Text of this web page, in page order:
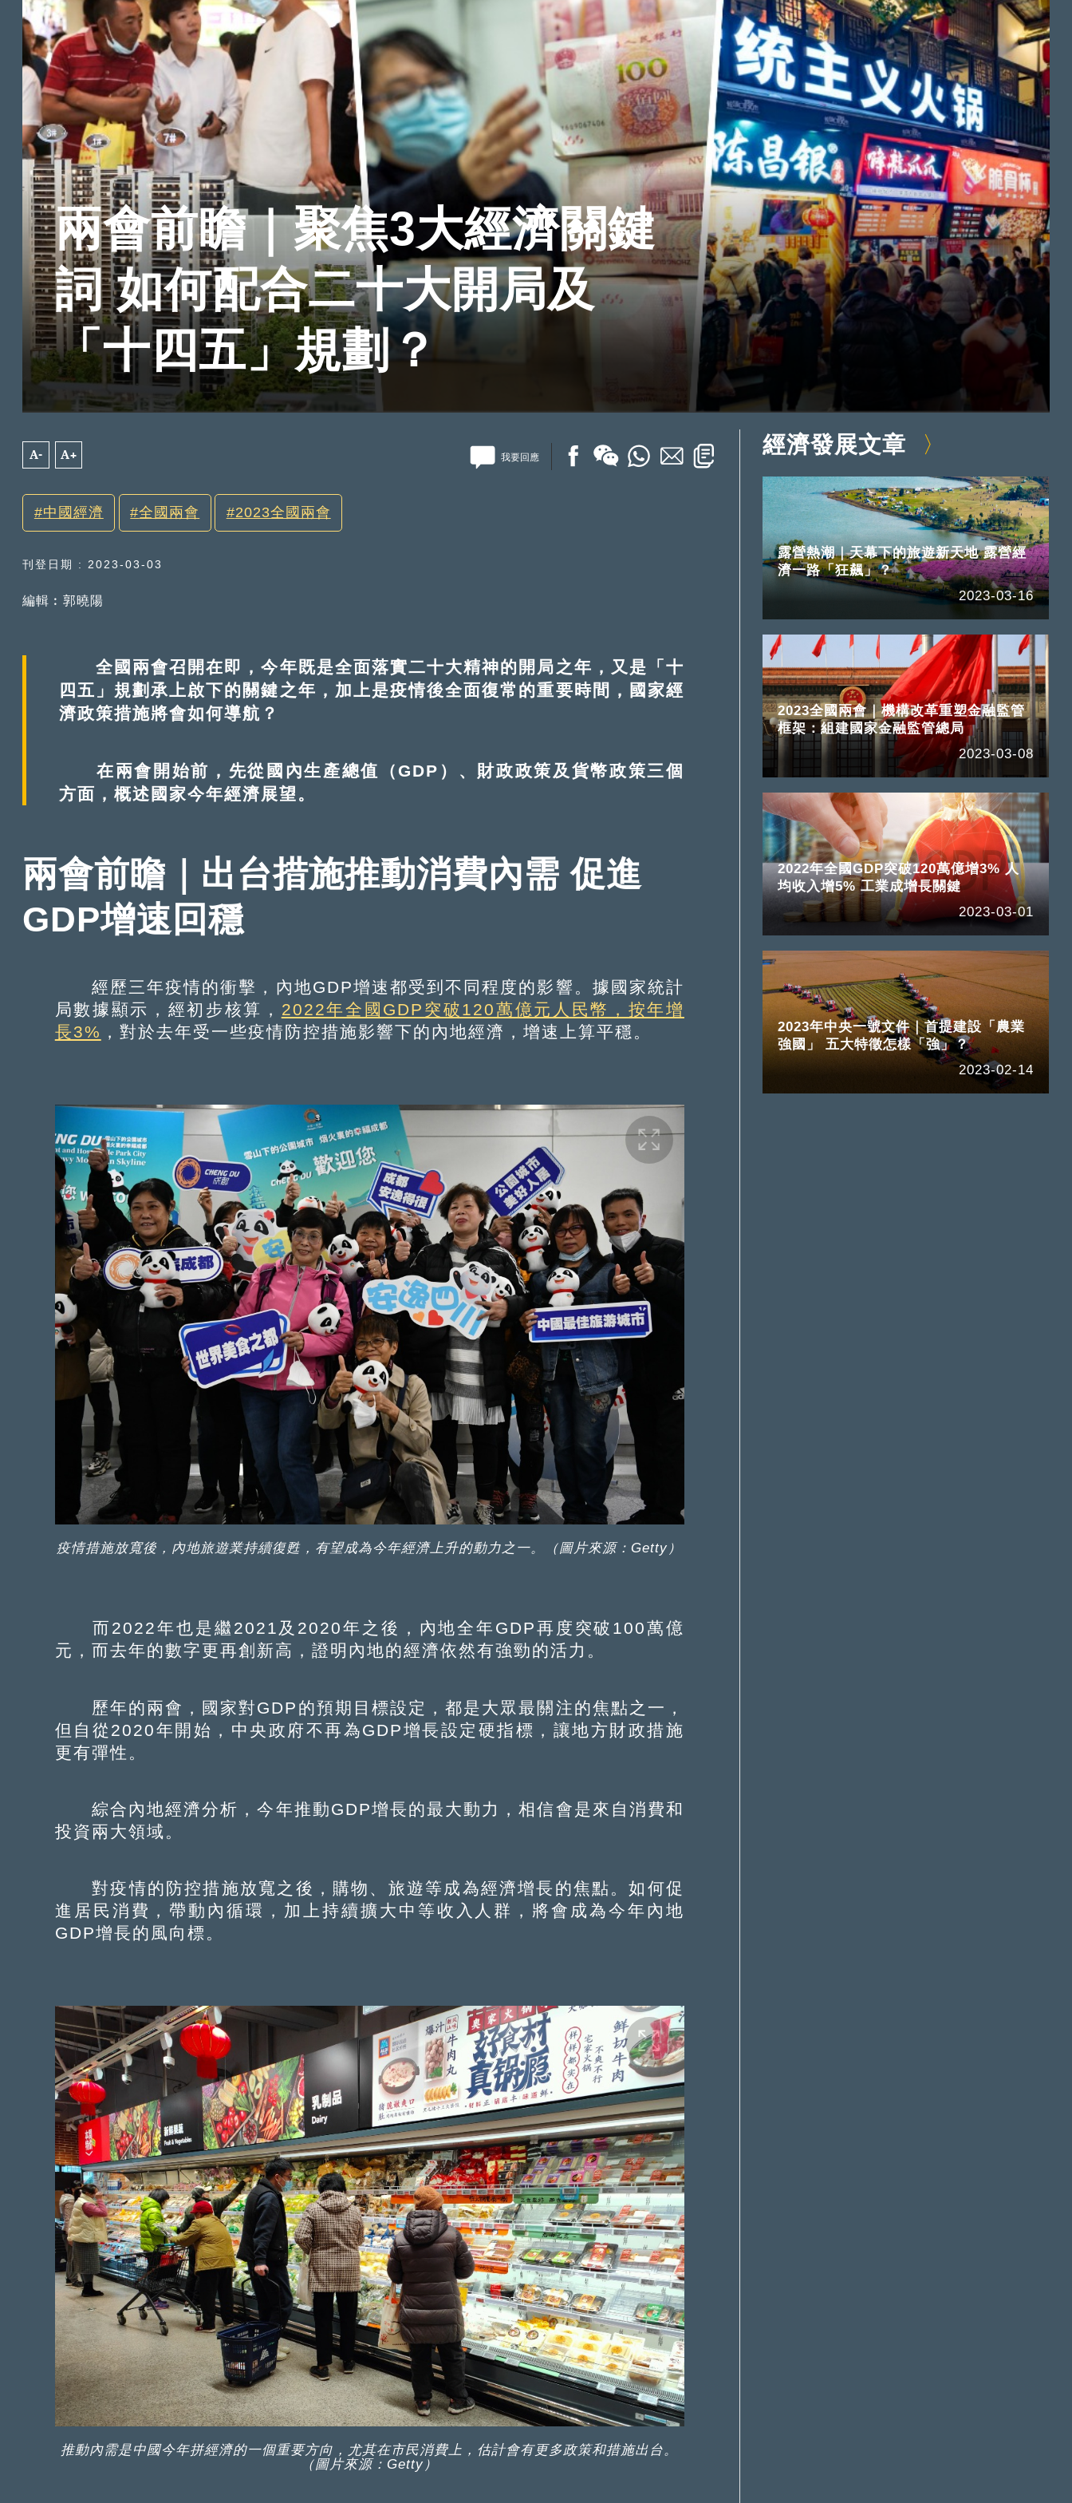
兩會前瞻｜聚焦3大經濟關鍵
詞 如何配合二十大開局及
「十四五」規劃？
A- A+ 我要回應
中國經濟 全國兩會 2023全國兩會
刊登日期 : 2023-03-03
編輯︰郭曉陽
全國兩會召開在即，今年既是全面落實二十大精神的開局之年，又是「十
四五」規劃承上啟下的關鍵之年，加上是疫情後全面復常的重要時間，國家經
濟政策措施將會如何導航？
在兩會開始前，先從國內生產總值（GDP）、財政政策及貨幣政策三個
方面，概述國家今年經濟展望。
兩會前瞻｜出台措施推動消費內需 促進
GDP增速回穩
經歷三年疫情的衝擊，內地GDP增速都受到不同程度的影響。據國家統計
局數據顯示，經初步核算， 2022年全國GDP突破120萬億元人民幣，按年增
長3% ，對於去年受一些疫情防控措施影響下的內地經濟，增速上算平穩。
疫情措施放寬後，內地旅遊業持續復甦，有望成為今年經濟上升的動力之一。（圖片來源：Getty）
而2022年也是繼2021及2020年之後，內地全年GDP再度突破100萬億
元，而去年的數字更再創新高，證明內地的經濟依然有強勁的活力。
歷年的兩會，國家對GDP的預期目標設定，都是大眾最關注的焦點之一，
但自從2020年開始，中央政府不再為GDP增長設定硬指標，讓地方財政措施
更有彈性。
綜合內地經濟分析，今年推動GDP增長的最大動力，相信會是來自消費和
投資兩大領域。
對疫情的防控措施放寬之後，購物、旅遊等成為經濟增長的焦點。如何促
進居民消費，帶動內循環，加上持續擴大中等收入人群，將會成為今年內地
GDP增長的風向標。
推動內需是中國今年拼經濟的一個重要方向，尤其在市民消費上，估計會有更多政策和措施出台。
（圖片來源：Getty）
經濟發展文章
露營熱潮｜天幕下的旅遊新天地 露營經
濟一路「狂飆」？
2023-03-16
2023全國兩會｜機構改革重塑金融監管
框架：組建國家金融監管總局
2023-03-08
2022年全國GDP突破120萬億增3% 人
均收入增5% 工業成增長關鍵
2023-03-01
2023年中央一號文件｜首提建設「農業
強國」 五大特徵怎樣「強」？
2023-02-14